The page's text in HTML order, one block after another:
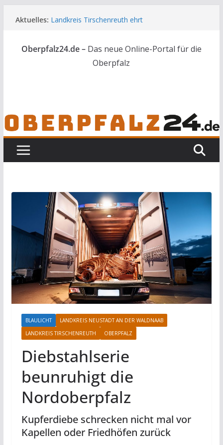
Inhalt
Aktuelles: Landkreis Tirschenreuth ehrt
Deutsch-amerikanischer Schüleraustausch zu
Gast im Landratsamt
Vater und Sohn mit Waffen und Böllern erwischt
Oberpfalz24.de – Das neue Online-Portal für die
Oberpfalz
BLAULICHT
LANDKREIS NEUSTADT AN DER WALDNAAB
LANDKREIS TIRSCHENREUTH
OBERPFALZ
Diebstahlserie
beunruhigt die
Nordoberpfalz
Kupferdiebe schrecken nicht mal vor
Kapellen oder Friedhöfen zurück